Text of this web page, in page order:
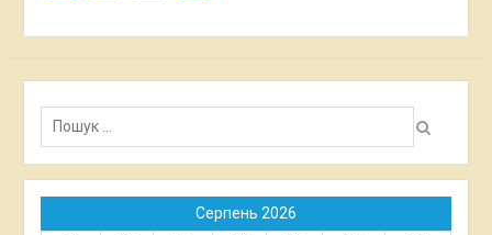
Пошук:
Серпень 2026